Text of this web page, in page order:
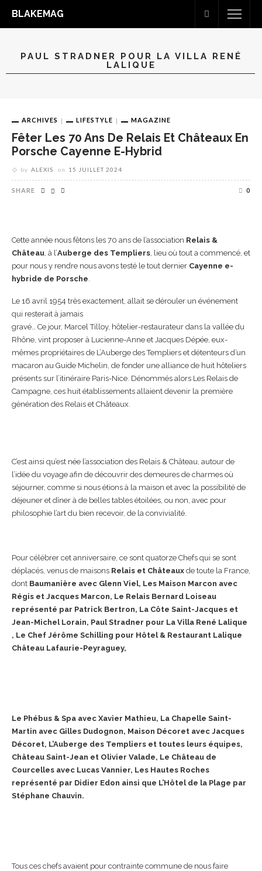
BLAKEMAG
PAUL STRADNER POUR LA VILLA RENÉ
LALIQUE
ARCHIVES LIFESTYLE MAGAZINE
Fêter Les 70 Ans De Relais Et Châteaux En
Porsche Cayenne E-Hybrid
by ALEXIS on 15 JUILLET 2024
SHARE 0
Cette année nous fêtons les 70 ans de l’association Relais &
Château , à l’Auberge des Templiers , lieu où tout a commencé, et
pour nous y rendre nous avons testé le tout dernier Cayenne e-
hybride de Porsche
Le 16 avril 1954 très exactement, allait se dérouler un événement
qui resterait à jamais
gravé… Ce jour, Marcel Tilloy, hôtelier-restaurateur dans la vallée du
Rhône, vint proposer à Lucienne-Anne et Jacques Dépée, eux-
mêmes propriétaires de L’Auberge des Templiers et détenteurs d’un
macaron au Guide Michelin, de fonder une alliance de huit hôteliers
présents sur l’itinéraire Paris-Nice. Dénommés alors Les Relais de
Campagne, ces huit établissements allaient devenir la première
génération des Relais et Châteaux.
C’est ainsi qu’est née l’association des Relais & Château, autour de
l’idée du voyage afin de découvrir des demeures de charmes où
séjourner, comme si nous étions à la maison et avec la possibilité de
déjeuner et dîner à de belles tables étoilées, ou non, avec pour
philosophie l’art du bien recevoir, de la convivialité.
Pour célébrer cet anniversaire, ce sont quatorze Chefs qui se sont
déplacés, venus de maisons Relais et Châteaux de toute la France,
dont Baumanière avec Glenn Viel, Les Maison Marcon avec
Régis et Jacques Marcon, Le Relais Bernard Loiseau
représenté par Patrick Bertron, La Côte Saint-Jacques et
Jean-Michel Lorain, Paul Stradner pour La Villa René Lalique
, Le Chef Jérôme Schilling pour Hôtel & Restaurant Lalique
Château Lafaurie-Peyraguey,
Le Phébus & Spa avec Xavier Mathieu, La Chapelle Saint-
Martin avec Gilles Dudognon, Maison Décoret avec Jacques
Décoret, L’Auberge des Templiers et toutes leurs équipes,
Château Saint-Jean et Olivier Valade, Le Château de
Courcelles avec Lucas Vannier, Les Hautes Roches
représenté par Didier Edon ainsi que L’Hôtel de la Plage par
Stéphane Chauvin.
Tous ces chefs avaient pour contrainte commune de nous faire